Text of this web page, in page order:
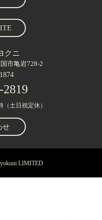
クニ
市亀岩728-2
2819
土日祝定休）
せ
LIMITED